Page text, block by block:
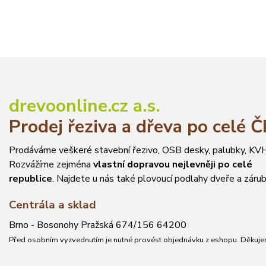
drevoonline.cz a.s.
Prodej řeziva a dřeva po celé
Prodáváme veškeré stavební řezivo, OSB desky, palubky,
Rozvážíme zejména vlastní dopravou nejlevněji po celé
republice. Najdete u nás také plovoucí podlahy dveře a
Centrála a sklad
Brno - Bosonohy Pražská 674/156 64200
Před osobním vyzvednutím je nutné provést objednávku z eshopu.